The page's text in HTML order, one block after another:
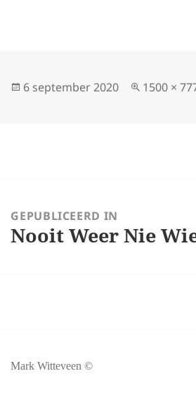
Geplaatst
6 september 2020
Volledige
1500 ×
GEPUBLICEERD IN
Nooit Weer Nie
Mark Witteveen ©